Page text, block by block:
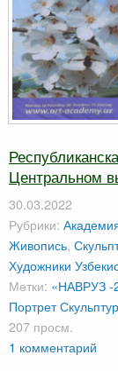
Центральном
30.03.2022
Рубрики:
Живопись,
Художники
Метки: «НАВРУЗ -
Портрет
207 просм.
1 комментарий